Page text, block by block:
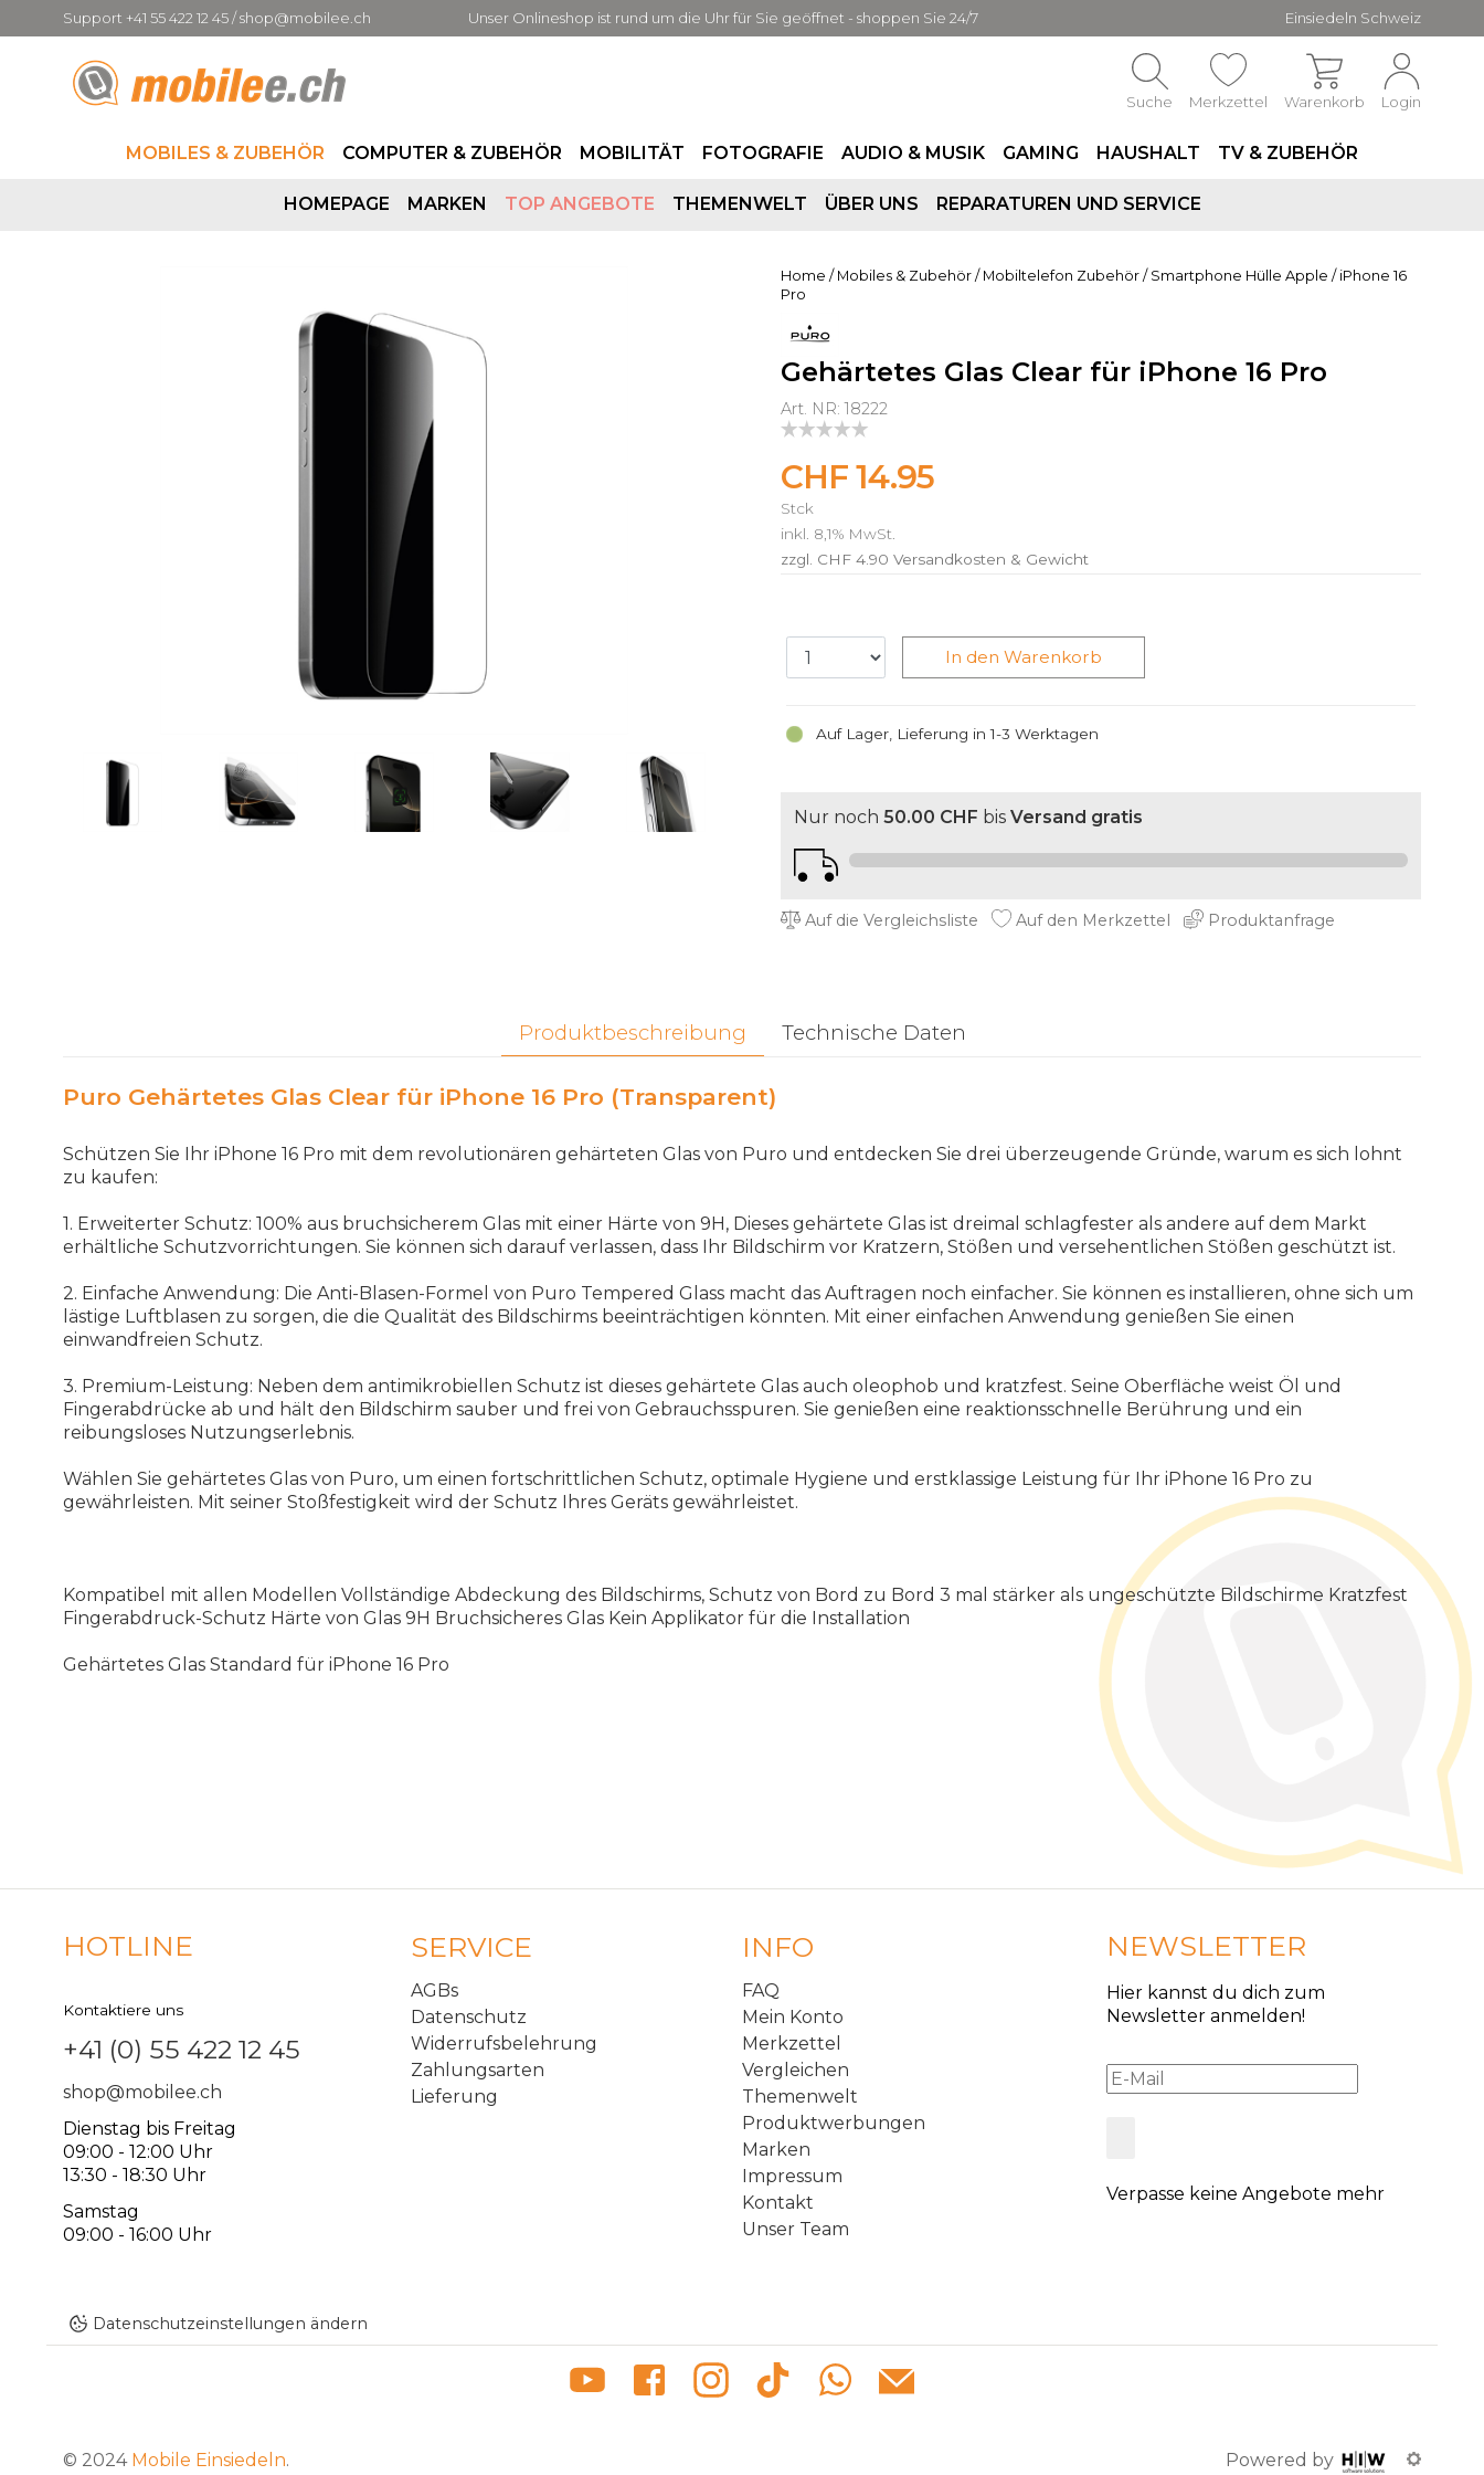
Support +41 55 422 12 45 / shop@mobilee.ch Unser Onlineshop ist rund um die Uhr für Sie geöffnet - shoppen Sie 24/7 Einsiedeln Schweiz
Suche Merkzettel Warenkorb Login
MOBILES & ZUBEHÖR COMPUTER & ZUBEHÖR MOBILITÄT FOTOGRAFIE AUDIO & MUSIK GAMING HAUSHALT TV & ZUBEHÖR
HOMEPAGE MARKEN TOP ANGEBOTE THEMENWELT ÜBER UNS REPARATUREN UND SERVICE
Home / Mobiles & Zubehör / Mobiltelefon Zubehör / Smartphone Hülle Apple / iPhone 16
Pro
Gehärtetes Glas Clear für iPhone 16 Pro
Art. NR: 18222
CHF 14.95
Stck
inkl. 8,1% MwSt.
zzgl. CHF 4.90 Versandkosten & Gewicht
Auf Lager, Lieferung in 1-3 Werktagen
In den Warenkorb
Nur noch 50.00 CHF bis Versand gratis
Auf die Vergleichsliste Auf den Merkzettel Produktanfrage
Produktbeschreibung Technische Daten
Puro Gehärtetes Glas Clear für iPhone 16 Pro (Transparent)
Schützen Sie Ihr iPhone 16 Pro mit dem revolutionären gehärteten Glas von Puro und entdecken Sie drei überzeugende Gründe, warum es sich lohnt
zu kaufen:
1. Erweiterter Schutz: 100% aus bruchsicherem Glas mit einer Härte von 9H, Dieses gehärtete Glas ist dreimal schlagfester als andere auf dem Markt
erhältliche Schutzvorrichtungen. Sie können sich darauf verlassen, dass Ihr Bildschirm vor Kratzern, Stößen und versehentlichen Stößen geschützt ist.
2. Einfache Anwendung: Die Anti-Blasen-Formel von Puro Tempered Glass macht das Auftragen noch einfacher. Sie können es installieren, ohne sich um
lästige Luftblasen zu sorgen, die die Qualität des Bildschirms beeinträchtigen könnten. Mit einer einfachen Anwendung genießen Sie einen
einwandfreien Schutz.
3. Premium-Leistung: Neben dem antimikrobiellen Schutz ist dieses gehärtete Glas auch oleophob und kratzfest. Seine Oberfläche weist Öl und
Fingerabdrücke ab und hält den Bildschirm sauber und frei von Gebrauchsspuren. Sie genießen eine reaktionsschnelle Berührung und ein
reibungsloses Nutzungserlebnis.
Wählen Sie gehärtetes Glas von Puro, um einen fortschrittlichen Schutz, optimale Hygiene und erstklassige Leistung für Ihr iPhone 16 Pro zu
gewährleisten. Mit seiner Stoßfestigkeit wird der Schutz Ihres Geräts gewährleistet.
Kompatibel mit allen Modellen Vollständige Abdeckung des Bildschirms, Schutz von Bord zu Bord 3 mal stärker als ungeschützte Bildschirme Kratzfest
Fingerabdruck-Schutz Härte von Glas 9H Bruchsicheres Glas Kein Applikator für die Installation
Gehärtetes Glas Standard für iPhone 16 Pro
HOTLINE
Kontaktiere uns
+41 (0) 55 422 12 45
shop@mobilee.ch
Dienstag bis Freitag
09:00 - 12:00 Uhr
13:30 - 18:30 Uhr
Samstag
09:00 - 16:00 Uhr
Datenschutzeinstellungen ändern
SERVICE
AGBs
Datenschutz
Widerrufsbelehrung
Zahlungsarten
Lieferung
INFO
FAQ
Mein Konto
Merkzettel
Vergleichen
Themenwelt
Produktwerbungen
Marken
Impressum
Kontakt
Unser Team
NEWSLETTER
Hier kannst du dich zum
Newsletter anmelden!
Verpasse keine Angebote mehr
© 2024 Mobile Einsiedeln. Powered by